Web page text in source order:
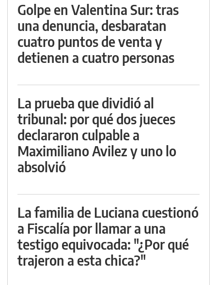
Golpe en Valentina Sur: tras
una denuncia, desbaratan
cuatro puntos de venta y
detienen a cuatro personas
La prueba que dividió al
tribunal: por qué dos jueces
declararon culpable a
Maximiliano Avilez y uno lo
absolvió
La familia de Luciana cuestionó
a Fiscalía por llamar a una
testigo equivocada: "¿Por qué
trajeron a esta chica?"